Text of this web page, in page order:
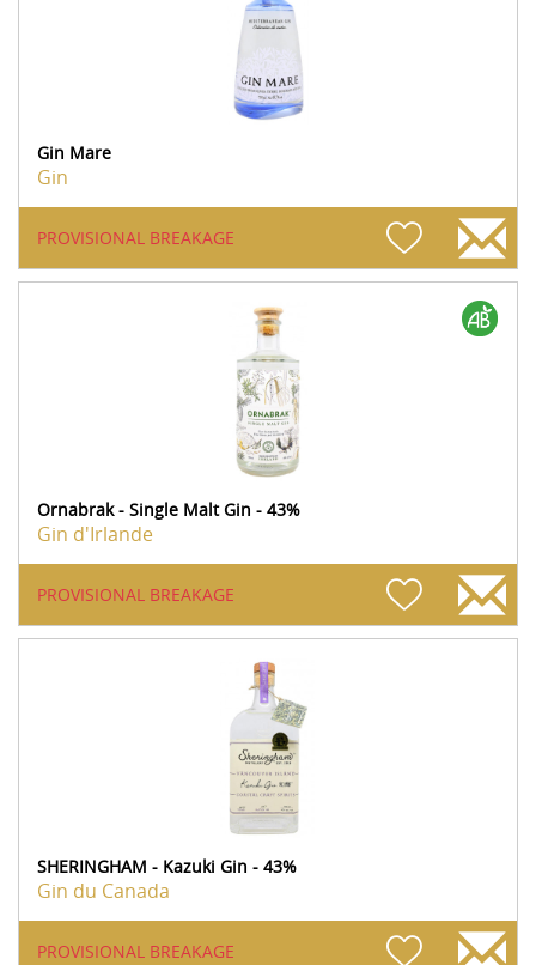
Gin Mare
Gin
PROVISIONAL BREAKAGE
Ornabrak - Single Malt Gin - 43%
Gin d'Irlande
PROVISIONAL BREAKAGE
SHERINGHAM - Kazuki Gin - 43%
Gin du Canada
PROVISIONAL BREAKAGE